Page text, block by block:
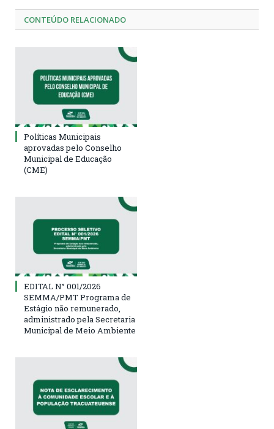
CONTEÚDO RELACIONADO
Políticas Municipais
aprovadas pelo Conselho
Municipal de Educação
(CME)
EDITAL N° 001/2026
SEMMA/PMT Programa de
Estágio não remunerado,
administrado pela Secretaria
Municipal de Meio Ambiente